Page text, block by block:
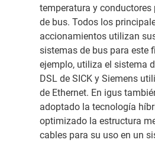
temperatura y conductores
de bus. Todos los
accionamientos utilizan
sistemas de bus para este
ejemplo, utiliza el sistema
DSL de SICK y Siemens
de Ethernet. En igus
adoptado la tecnología
optimizado la estructura
cables para su uso en un